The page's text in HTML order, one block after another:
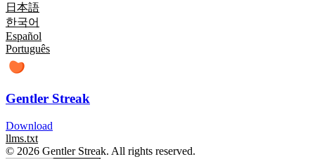
日本語
한국어
Español
Português
Gentler Streak
Download
llms.txt
© 2026 Gentler Streak. All rights reserved.